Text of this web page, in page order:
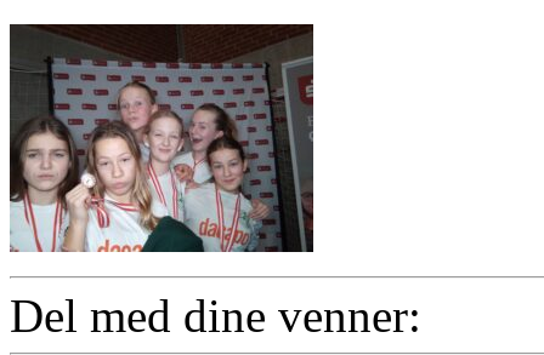
Del med dine venner: